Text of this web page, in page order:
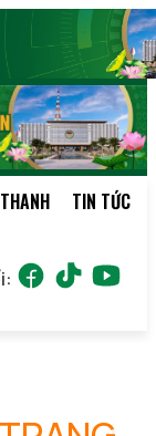
TIN TỨC